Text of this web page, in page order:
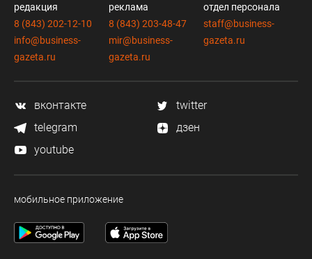
редакция
8 (843) 202-12-10
info@business-
gazeta.ru
реклама
8 (843) 203-48-47
mir@business-
gazeta.ru
отдел персонала
staff@business-
gazeta.ru
вконтакте
twitter
telegram
дзен
youtube
мобильное приложение